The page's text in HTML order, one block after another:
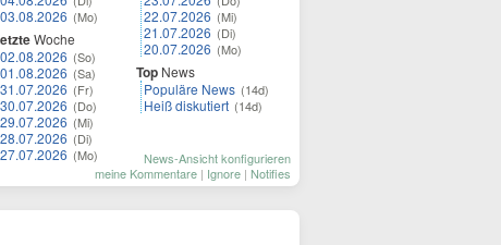
03.08.2026 (Mo)
Woche
02.08.2026 (So)
01.08.2026 (Sa)
31.07.2026 (Fr)
30.07.2026 (Do)
29.07.2026 (Mi)
28.07.2026 (Di)
27.07.2026 (Mo)
22.07.2026 (Mi)
21.07.2026 (Di)
20.07.2026 (Mo)
Top News
Populäre News (14d)
Heiß diskutiert (14d)
News-Ansicht konfigurieren
meine Kommentare | Ignore | Notifies